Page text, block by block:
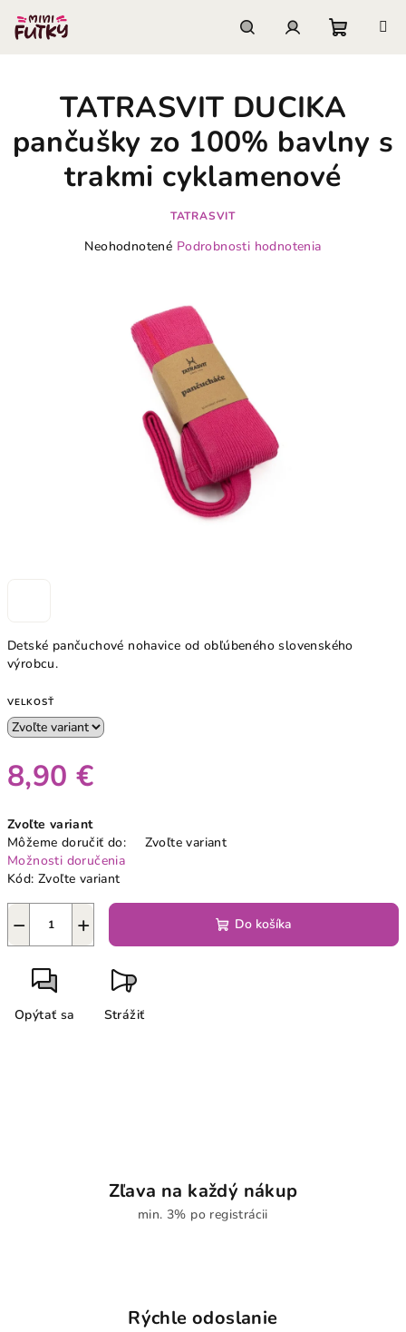
obsah
košík
Detské pančuchové nohavice od obľúbeného slovenského
výrobcu.
VELKOSŤ
8,90 €
cena:
Zvoľte variant
Môžeme doručiť do:
Zvoľte variant
Možnosti doručenia
Kód: Zvoľte variant
+
− Do košíka
Opýtať sa Strážiť
TATRASVIT DUCIKA
pančušky zo 100% bavlny s
trakmi cyklamenové
TATRASVIT
Priemerné
hviezdičiek.
Neohodnotené Podrobnosti hodnotenia
Zľava na každý nákup
min. 3% po registrácii
Rýchle odoslanie